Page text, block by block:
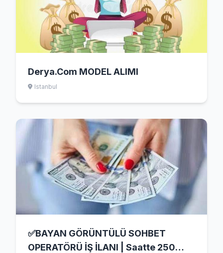
Derya.Com MODEL ALIMI
Istanbul
✅BAYAN GÖRÜNTÜLÜ SOHBET
OPERATÖRÜ İŞ İLANI | Saatte 250